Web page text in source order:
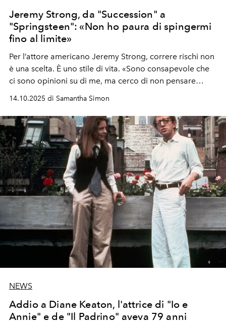
Jeremy Strong, da "Succession" a
"Springsteen": «Non ho paura di spingermi
fino al limite»
Per l’attore americano Jeremy Strong, correre rischi non
è una scelta. È uno stile di vita. «Sono consapevole che
ci sono opinioni su di me, ma cerco di non pensare
14.10.2025 di Samantha Simon
NEWS
Addio a Diane Keaton, l'attrice di "Io e
Annie" e de "Il Padrino" aveva 79 anni